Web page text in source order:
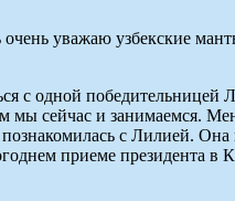
уважаю узбекские
с одной
мы сейчас и занимаемся.
с Лилией. Она
приеме президента в